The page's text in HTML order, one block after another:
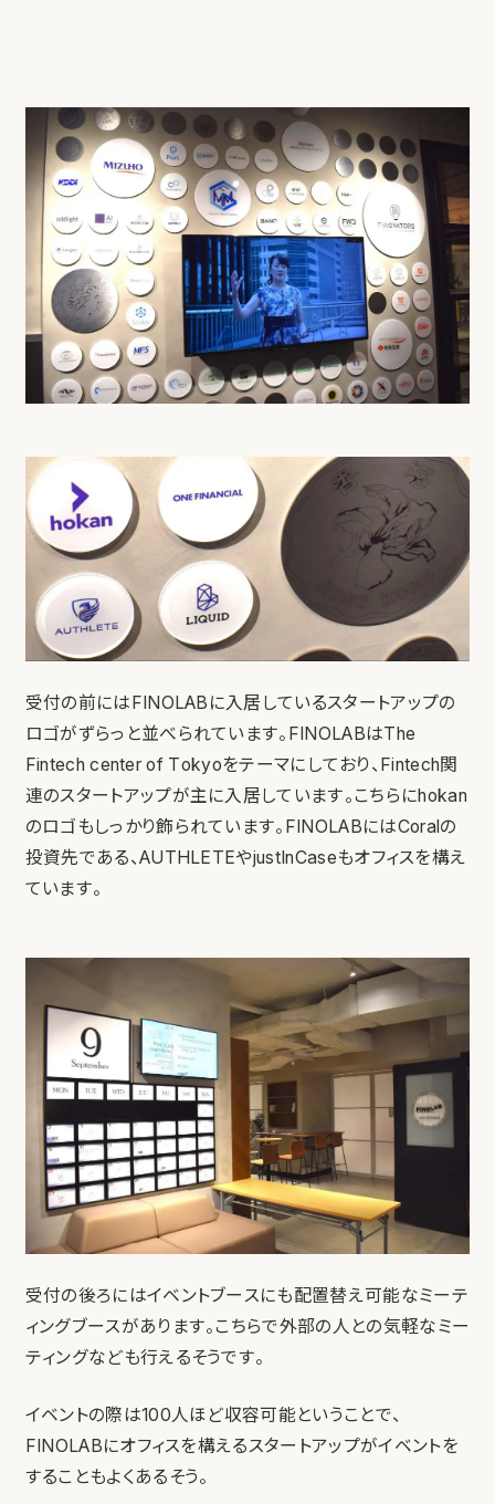
受付の前にはFINOLABに入居しているスタートアップの
ロゴがずらっと並べられています。FINOLABはThe
Fintech center of Tokyoをテーマにしており、Fintech関
連のスタートアップが主に入居しています。こちらにhokan
のロゴもしっかり飾られています。FINOLABにはCoralの
投資先である、AUTHLETEやjustInCaseもオフィスを構え
ています。
受付の後ろにはイベントブースにも配置替え可能なミーテ
ィングブースがあります。こちらで外部の人との気軽なミー
ティングなども行えるそうです。
イベントの際は100人ほど収容可能ということで、
FINOLABにオフィスを構えるスタートアップがイベントを
することもよくあるそう。